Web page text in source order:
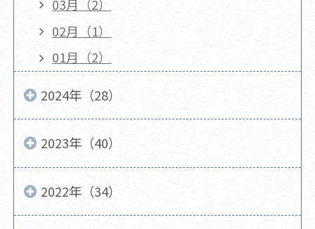
03月（2）
02月（1）
01月（2）
2024年（28）
2023年（40）
2022年（34）